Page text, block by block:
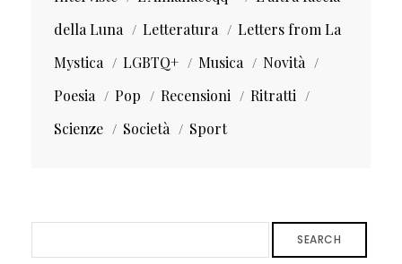
della Luna
Letteratura
Letters from La
Mystica
LGBTQ+ Musica
Novità
Poesia
Pop Recensioni
Ritratti
Scienze
Società Sport
SEARCH